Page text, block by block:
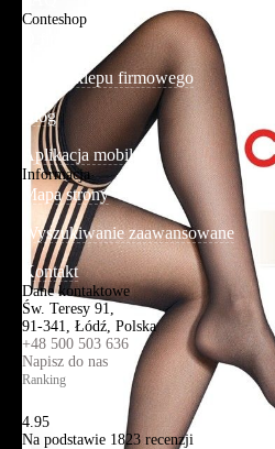
Conteshop
Adres sklepu firmowego
Blog
Aplikacja mobilna
Informacja
Mapa strony
Wyszukiwanie zaawansowane
Kontakt
Dane kontaktowe
Św. Teresy 91,
91-341, Łódź, Polska
+48 500 503 636
Napisz do nas
Ranking
4.95
Na podstawie 1823 recenzji